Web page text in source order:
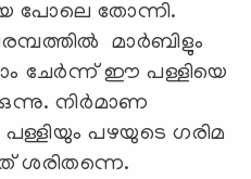
പോലെ തോന്നി.
മാര്‍ബിളും
ചേര്‍ന്ന് ഈ പള്ളിയെ
നിര്‍മാണ
പഴയുടെ ഗരിമ
ശരിതന്നെ.